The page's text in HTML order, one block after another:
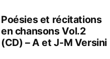
Poésies et récitations
en chansons Vol.2
(CD) – A et J-M Versini